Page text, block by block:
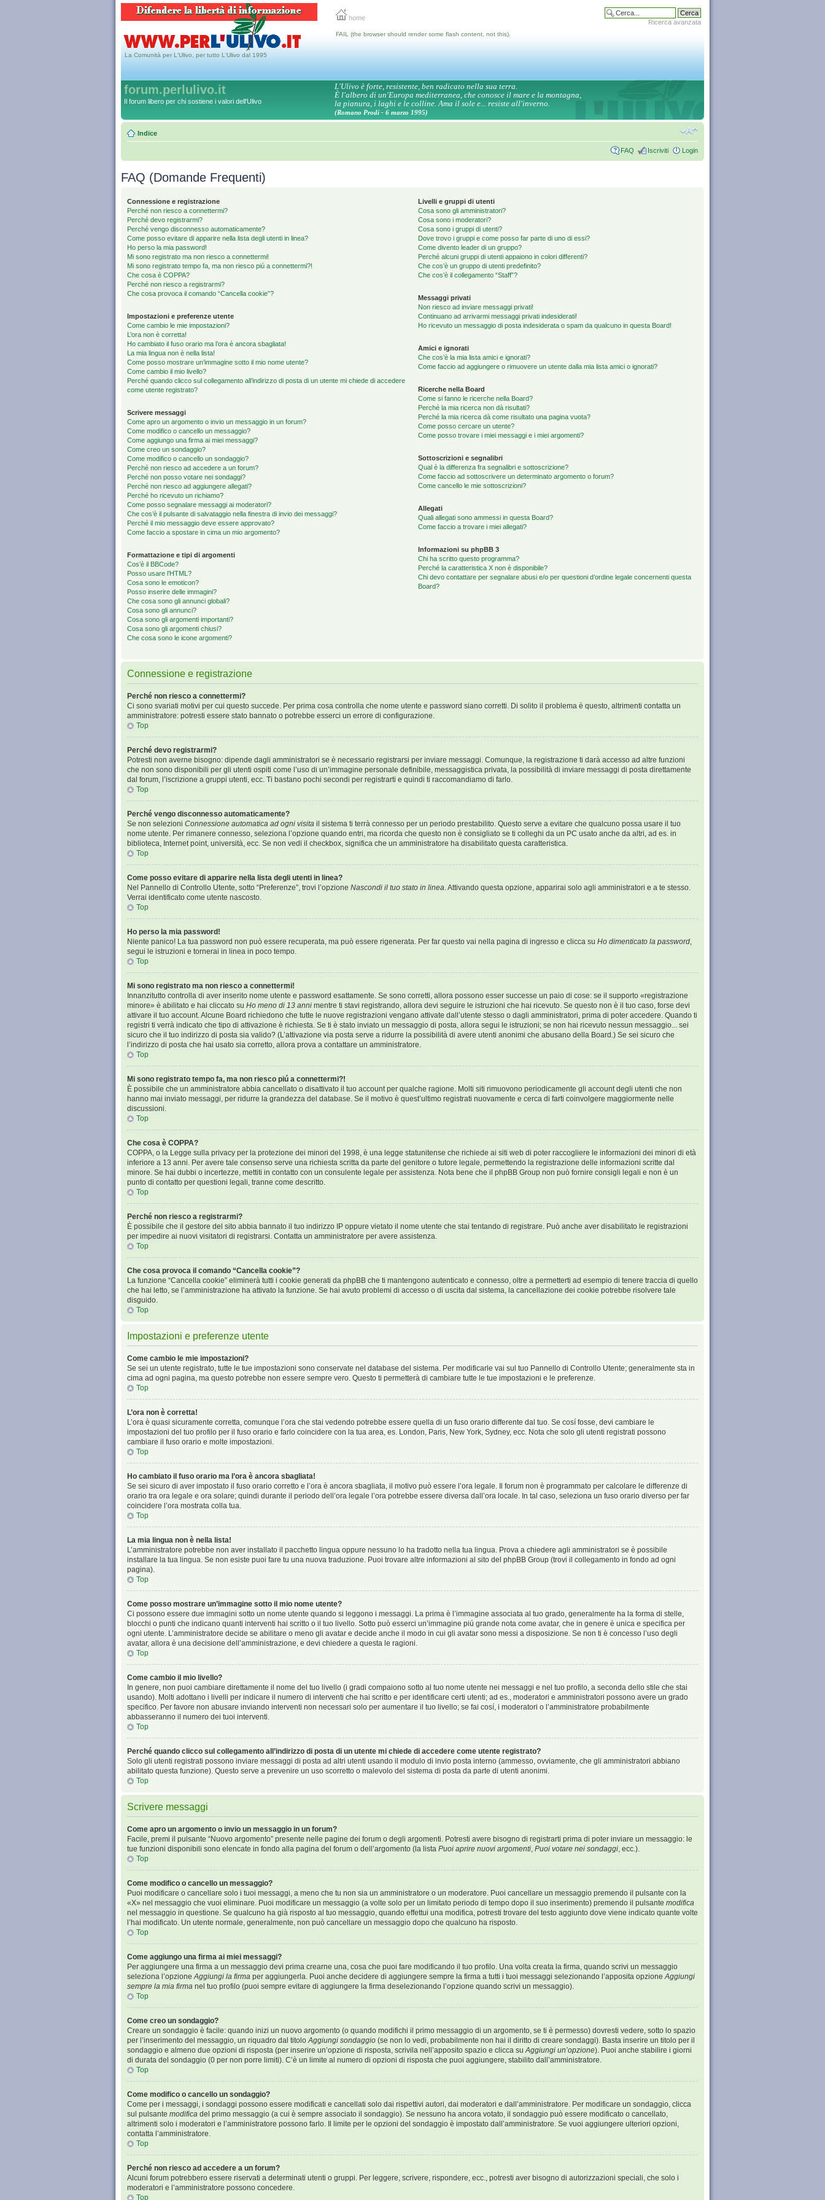
home
Ricerca avanzata
La Comunità per L'Ulivo, per tutto L'Ulivo dal 1995
FAIL (the browser should render some flash content, not this).
forum.perlulivo.it
Il forum libero per chi sostiene i valori dell'Ulivo
L'Ulivo è forte, resistente, ben radicato nella sua terra.
È l'albero di un'Europa mediterranea, che conosce il mare e la montagna,
la pianura, i laghi e le colline. Ama il sole e... resiste all'inverno.
(Romano Prodi - 6 marzo 1995)
Indice
FAQ Iscriviti Login
FAQ (Domande Frequenti)
Connessione e registrazione
Perché non riesco a connettermi?
Perché devo registrarmi?
Perché vengo disconnesso automaticamente?
Come posso evitare di apparire nella lista degli utenti in linea?
Ho perso la mia password!
Mi sono registrato ma non riesco a connettermi!
Mi sono registrato tempo fa, ma non riesco piú a connettermi?!
Che cosa è COPPA?
Perché non riesco a registrarmi?
Che cosa provoca il comando “Cancella cookie”?
Impostazioni e preferenze utente
Come cambio le mie impostazioni?
L’ora non è corretta!
Ho cambiato il fuso orario ma l’ora è ancora sbagliata!
La mia lingua non è nella lista!
Come posso mostrare un’immagine sotto il mio nome utente?
Come cambio il mio livello?
Perché quando clicco sul collegamento all’indirizzo di posta di un utente mi chiede di accedere
come utente registrato?
Scrivere messaggi
Come apro un argomento o invio un messaggio in un forum?
Come modifico o cancello un messaggio?
Come aggiungo una firma ai miei messaggi?
Come creo un sondaggio?
Come modifico o cancello un sondaggio?
Perché non riesco ad accedere a un forum?
Perché non posso votare nei sondaggi?
Perché non riesco ad aggiungere allegati?
Perché ho ricevuto un richiamo?
Come posso segnalare messaggi ai moderatori?
Che cos’è il pulsante di salvataggio nella finestra di invio dei messaggi?
Perché il mio messaggio deve essere approvato?
Come faccio a spostare in cima un mio argomento?
Formattazione e tipi di argomenti
Cos’è il BBCode?
Posso usare l’HTML?
Cosa sono le emoticon?
Posso inserire delle immagini?
Che cosa sono gli annunci globali?
Cosa sono gli annunci?
Cosa sono gli argomenti importanti?
Cosa sono gli argomenti chiusi?
Che cosa sono le icone argomenti?
Livelli e gruppi di utenti
Cosa sono gli amministratori?
Cosa sono i moderatori?
Cosa sono i gruppi di utenti?
Dove trovo i gruppi e come posso far parte di uno di essi?
Come divento leader di un gruppo?
Perché alcuni gruppi di utenti appaiono in colori differenti?
Che cos’è un gruppo di utenti predefinito?
Che cos’è il collegamento “Staff”?
Messaggi privati
Non riesco ad inviare messaggi privati!
Continuano ad arrivarmi messaggi privati indesiderati!
Ho ricevuto un messaggio di posta indesiderata o spam da qualcuno in questa Board!
Amici e ignorati
Che cos’è la mia lista amici e ignorati?
Come faccio ad aggiungere o rimuovere un utente dalla mia lista amici o ignorati?
Ricerche nella Board
Come si fanno le ricerche nella Board?
Perché la mia ricerca non dà risultati?
Perché la mia ricerca dà come risultato una pagina vuota?
Come posso cercare un utente?
Come posso trovare i miei messaggi e i miei argomenti?
Sottoscrizioni e segnalibri
Qual è la differenza fra segnalibri e sottoscrizione?
Come faccio ad sottoscrivere un determinato argomento o forum?
Come cancello le mie sottoscrizioni?
Allegati
Quali allegati sono ammessi in questa Board?
Come faccio a trovare i miei allegati?
Informazioni su phpBB 3
Chi ha scritto questo programma?
Perché la caratteristica X non è disponibile?
Chi devo contattare per segnalare abusi e/o per questioni d’ordine legale concernenti questa
Board?
Connessione e registrazione
Perché non riesco a connettermi?
Ci sono svariati motivi per cui questo succede. Per prima cosa controlla che nome utente e password siano corretti. Di solito il problema è questo, altrimenti contatta un
amministratore: potresti essere stato bannato o potrebbe esserci un errore di configurazione.
Top
Perché devo registrarmi?
Potresti non averne bisogno: dipende dagli amministratori se è necessario registrarsi per inviare messaggi. Comunque, la registrazione ti darà accesso ad altre funzioni
che non sono disponibili per gli utenti ospiti come l’uso di un’immagine personale definibile, messaggistica privata, la possibilità di inviare messaggi di posta direttamente
dal forum, l’iscrizione a gruppi utenti, ecc. Ti bastano pochi secondi per registrarti e quindi ti raccomandiamo di farlo.
Top
Perché vengo disconnesso automaticamente?
Se non selezioni Connessione automatica ad ogni visita il sistema ti terrà connesso per un periodo prestabilito. Questo serve a evitare che qualcuno possa usare il tuo
nome utente. Per rimanere connesso, seleziona l’opzione quando entri, ma ricorda che questo non è consigliato se ti colleghi da un PC usato anche da altri, ad es. in
biblioteca, Internet point, università, ecc. Se non vedi il checkbox, significa che un amministratore ha disabilitato questa caratteristica.
Top
Come posso evitare di apparire nella lista degli utenti in linea?
Nel Pannello di Controllo Utente, sotto “Preferenze”, trovi l’opzione Nascondi il tuo stato in linea. Attivando questa opzione, apparirai solo agli amministratori e a te stesso.
Verrai identificato come utente nascosto.
Top
Ho perso la mia password!
Niente panico! La tua password non può essere recuperata, ma può essere rigenerata. Per far questo vai nella pagina di ingresso e clicca su Ho dimenticato la password,
segui le istruzioni e tornerai in linea in poco tempo.
Top
Mi sono registrato ma non riesco a connettermi!
Innanzitutto controlla di aver inserito nome utente e password esattamente. Se sono corretti, allora possono esser successe un paio di cose: se il supporto «registrazione
minore» è abilitato e hai cliccato su Ho meno di 13 anni mentre ti stavi registrando, allora devi seguire le istruzioni che hai ricevuto. Se questo non è il tuo caso, forse devi
attivare il tuo account. Alcune Board richiedono che tutte le nuove registrazioni vengano attivate dall’utente stesso o dagli amministratori, prima di poter accedere. Quando ti
registri ti verrà indicato che tipo di attivazione è richiesta. Se ti è stato inviato un messaggio di posta, allora segui le istruzioni; se non hai ricevuto nessun messaggio... sei
sicuro che il tuo indirizzo di posta sia valido? (L’attivazione via posta serve a ridurre la possibilità di avere utenti anonimi che abusano della Board.) Se sei sicuro che
l’indirizzo di posta che hai usato sia corretto, allora prova a contattare un amministratore.
Top
Mi sono registrato tempo fa, ma non riesco piú a connettermi?!
È possibile che un amministratore abbia cancellato o disattivato il tuo account per qualche ragione. Molti siti rimuovono periodicamente gli account degli utenti che non
hanno mai inviato messaggi, per ridurre la grandezza del database. Se il motivo è quest’ultimo registrati nuovamente e cerca di farti coinvolgere maggiormente nelle
discussioni.
Top
Che cosa è COPPA?
COPPA, o la Legge sulla privacy per la protezione dei minori del 1998, è una legge statunitense che richiede ai siti web di poter raccogliere le informazioni dei minori di età
inferiore a 13 anni. Per avere tale consenso serve una richiesta scritta da parte del genitore o tutore legale, permettendo la registrazione delle informazioni scritte dal
minore. Se hai dubbi o incertezze, mettiti in contatto con un consulente legale per assistenza. Nota bene che il phpBB Group non può fornire consigli legali e non è un
punto di contatto per questioni legali, tranne come descritto.
Top
Perché non riesco a registrarmi?
È possibile che il gestore del sito abbia bannato il tuo indirizzo IP oppure vietato il nome utente che stai tentando di registrare. Può anche aver disabilitato le registrazioni
per impedire ai nuovi visitatori di registrarsi. Contatta un amministratore per avere assistenza.
Top
Che cosa provoca il comando “Cancella cookie”?
La funzione “Cancella cookie” eliminerà tutti i cookie generati da phpBB che ti mantengono autenticato e connesso, oltre a permetterti ad esempio di tenere traccia di quello
che hai letto, se l’amministrazione ha attivato la funzione. Se hai avuto problemi di accesso o di uscita dal sistema, la cancellazione dei cookie potrebbe risolvere tale
disguido.
Top
Impostazioni e preferenze utente
Come cambio le mie impostazioni?
Se sei un utente registrato, tutte le tue impostazioni sono conservate nel database del sistema. Per modificarle vai sul tuo Pannello di Controllo Utente; generalmente sta in
cima ad ogni pagina, ma questo potrebbe non essere sempre vero. Questo ti permetterà di cambiare tutte le tue impostazioni e le preferenze.
Top
L’ora non è corretta!
L’ora è quasi sicuramente corretta, comunque l’ora che stai vedendo potrebbe essere quella di un fuso orario differente dal tuo. Se cosí fosse, devi cambiare le
impostazioni del tuo profilo per il fuso orario e farlo coincidere con la tua area, es. London, Paris, New York, Sydney, ecc. Nota che solo gli utenti registrati possono
cambiare il fuso orario e molte impostazioni.
Top
Ho cambiato il fuso orario ma l’ora è ancora sbagliata!
Se sei sicuro di aver impostato il fuso orario corretto e l’ora è ancora sbagliata, il motivo può essere l’ora legale. Il forum non è programmato per calcolare le differenze di
orario tra ora legale e ora solare; quindi durante il periodo dell’ora legale l’ora potrebbe essere diversa dall’ora locale. In tal caso, seleziona un fuso orario diverso per far
coincidere l’ora mostrata colla tua.
Top
La mia lingua non è nella lista!
L’amministratore potrebbe non aver installato il pacchetto lingua oppure nessuno lo ha tradotto nella tua lingua. Prova a chiedere agli amministratori se è possibile
installare la tua lingua. Se non esiste puoi fare tu una nuova traduzione. Puoi trovare altre informazioni al sito del phpBB Group (trovi il collegamento in fondo ad ogni
pagina).
Top
Come posso mostrare un’immagine sotto il mio nome utente?
Ci possono essere due immagini sotto un nome utente quando si leggono i messaggi. La prima è l’immagine associata al tuo grado, generalmente ha la forma di stelle,
blocchi o punti che indicano quanti interventi hai scritto o il tuo livello. Sotto può esserci un’immagine piú grande nota come avatar, che in genere è unica e specifica per
ogni utente. L’amministratore decide se abilitare o meno gli avatar e decide anche il modo in cui gli avatar sono messi a disposizione. Se non ti è concesso l’uso degli
avatar, allora è una decisione dell’amministrazione, e devi chiedere a questa le ragioni.
Top
Come cambio il mio livello?
In genere, non puoi cambiare direttamente il nome del tuo livello (i gradi compaiono sotto al tuo nome utente nei messaggi e nel tuo profilo, a seconda dello stile che stai
usando). Molti adottano i livelli per indicare il numero di interventi che hai scritto e per identificare certi utenti; ad es., moderatori e amministratori possono avere un grado
specifico. Per favore non abusare inviando interventi non necessari solo per aumentare il tuo livello; se fai cosí, i moderatori o l’amministratore probabilmente
abbasseranno il numero dei tuoi interventi.
Top
Perché quando clicco sul collegamento all’indirizzo di posta di un utente mi chiede di accedere come utente registrato?
Solo gli utenti registrati possono inviare messaggi di posta ad altri utenti usando il modulo di invio posta interno (ammesso, ovviamente, che gli amministratori abbiano
abilitato questa funzione). Questo serve a prevenire un uso scorretto o malevolo del sistema di posta da parte di utenti anonimi.
Top
Scrivere messaggi
Come apro un argomento o invio un messaggio in un forum?
Facile, premi il pulsante “Nuovo argomento” presente nelle pagine dei forum o degli argomenti. Potresti avere bisogno di registrarti prima di poter inviare un messaggio: le
tue funzioni disponibili sono elencate in fondo alla pagina del forum o dell’argomento (la lista Puoi aprire nuovi argomenti, Puoi votare nei sondaggi, ecc.).
Top
Come modifico o cancello un messaggio?
Puoi modificare o cancellare solo i tuoi messaggi, a meno che tu non sia un amministratore o un moderatore. Puoi cancellare un messaggio premendo il pulsante con la
«X» nel messaggio che vuoi eliminare. Puoi modificare un messaggio (a volte solo per un limitato periodo di tempo dopo il suo inserimento) premendo il pulsante modifica
nel messaggio in questione. Se qualcuno ha già risposto al tuo messaggio, quando effettui una modifica, potresti trovare del testo aggiunto dove viene indicato quante volte
l’hai modificato. Un utente normale, generalmente, non può cancellare un messaggio dopo che qualcuno ha risposto.
Top
Come aggiungo una firma ai miei messaggi?
Per aggiungere una firma a un messaggio devi prima crearne una, cosa che puoi fare modificando il tuo profilo. Una volta creata la firma, quando scrivi un messaggio
seleziona l’opzioneAggiungi la firma per aggiungerla. Puoi anche decidere di aggiungere sempre la firma a tutti i tuoi messaggi selezionando l’apposita opzioneAggiungi
sempre la mia firma nel tuo profilo (puoi sempre evitare di aggiungere la firma deselezionando l’opzione quando scrivi un messaggio).
Top
Come creo un sondaggio?
Creare un sondaggio è facile: quando inizi un nuovo argomento (o quando modifichi il primo messaggio di un argomento, se ti è permesso) dovresti vedere, sotto lo spazio
per l’inserimento del messaggio, un riquadro dal titoloAggiungi sondaggio (se non lo vedi, probabilmente non hai il diritto di creare sondaggi). Basta inserire un titolo per il
sondaggio e almeno due opzioni di risposta (per inserire un’opzione di risposta, scrivila nell’apposito spazio e clicca suAggiungi un’opzione). Puoi anche stabilire i giorni
di durata del sondaggio (0 per non porre limiti). C’è un limite al numero di opzioni di risposta che puoi aggiungere, stabilito dall’amministratore.
Top
Come modifico o cancello un sondaggio?
Come per i messaggi, i sondaggi possono essere modificati e cancellati solo dai rispettivi autori, dai moderatori e dall’amministratore. Per modificare un sondaggio, clicca
sul pulsante modifica del primo messaggio (a cui è sempre associato il sondaggio). Se nessuno ha ancora votato, il sondaggio può essere modificato o cancellato,
altrimenti solo i moderatori e l’amministratore possono farlo. Il limite per le opzioni del sondaggio è impostato dall’amministratore. Se vuoi aggiungere ulteriori opzioni,
contatta l’amministratore.
Top
Perché non riesco ad accedere a un forum?
Alcuni forum potrebbero essere riservati a determinati utenti o gruppi. Per leggere, scrivere, rispondere, ecc., potresti aver bisogno di autorizzazioni speciali, che solo i
moderatori e l’amministratore possono concedere.
Top